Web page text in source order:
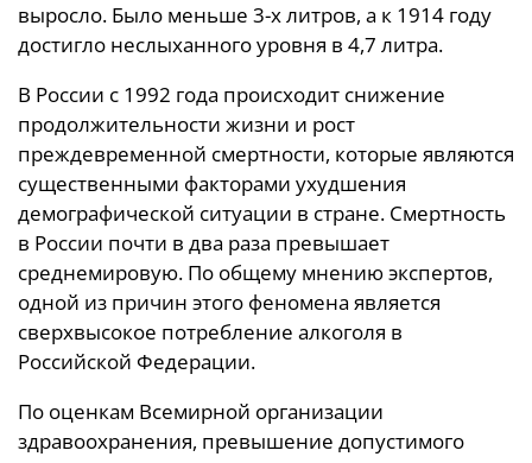
выросло. Было меньше 3-х литров, а к 1914 году
достигло неслыханного уровня в 4,7 литра.
В России с 1992 года происходит снижение
продолжительности жизни и рост
преждевременной смертности, которые являются
существенными факторами ухудшения
демографической ситуации в стране. Смертность
в России почти в два раза превышает
среднемировую. По общему мнению экспертов,
одной из причин этого феномена является
сверхвысокое потребление алкоголя в
Российской Федерации.
По оценкам Всемирной организации
здравоохранения, превышение допустимого